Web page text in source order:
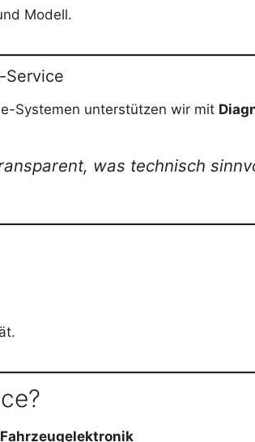
Modell.
Service
Systemen unterstützen wir mit
was technisch